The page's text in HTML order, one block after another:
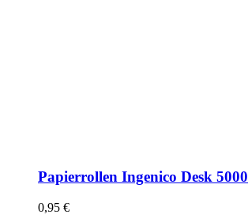
Papierrollen Ingenico Desk 5000
0,95 €